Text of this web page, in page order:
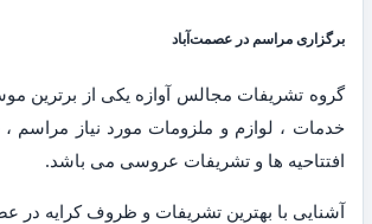
برگزاری مراسم در عصمت‌آباد
گروه تشریفات مجالس آوازه یکی از برترین
خدمات ، لوازم و ملزومات مورد نیاز مراسم
افتتاحیه ها و تشریفات عروسی می باشد.
آشنایی با بهترین تشریفات و ظروف کرایه در